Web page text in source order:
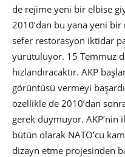
de rejime yeni bir elbise
2010’dan bu yana yeni
sefer restorasyon iktidar
yürütülüyor. 15 Temmuz
hızlandıracaktır. AKP
görüntüsü vermeyi
özellikle de 2010’dan
gerek duymuyor. AKP’nin
bütün olarak NATO’cu
dizayn etme projesinden